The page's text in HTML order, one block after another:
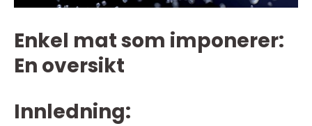
Enkel mat som imponerer:
En oversikt
Innledning: